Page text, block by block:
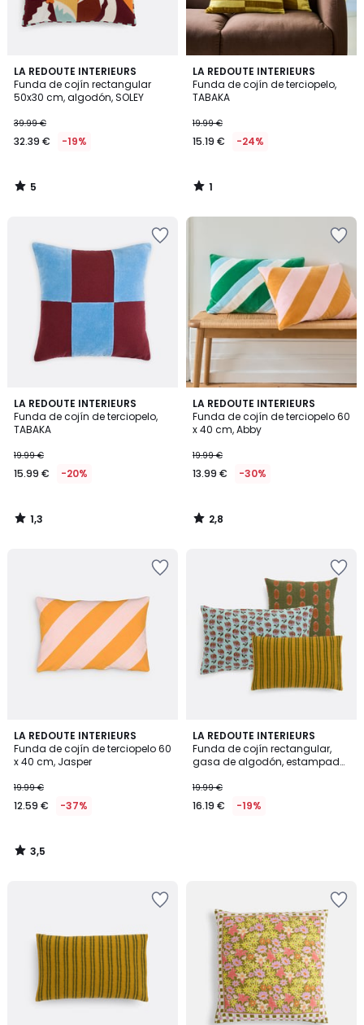
LA REDOUTE INTERIEURS
Funda de cojín rectangular
50x30 cm, algodón, SOLEY
39.99 €
32.39 € -19%
5
/
5
5
/
LA REDOUTE INTERIEURS
Funda de cojín de terciopelo,
TABAKA
19.99 €
15.19 € -24%
1
/
5
1
/
LA REDOUTE INTERIEURS
Funda de cojín de terciopelo,
TABAKA
19.99 €
15.99 € -20%
1,3
/
5
1,3
/
LA REDOUTE INTERIEURS
Funda de cojín de terciopelo 60
x 40 cm, Abby
19.99 €
13.99 € -30%
2,8
/ 5
2,8
/
LA REDOUTE INTERIEURS
Funda de cojín de terciopelo 60
x 40 cm, Jasper
19.99 €
12.59 € -37%
3,5
/ 5
3,5
/
LA REDOUTE INTERIEURS
Funda de cojín rectangular,
gasa de algodón, estampado
19.99 €
16.19 € -19%